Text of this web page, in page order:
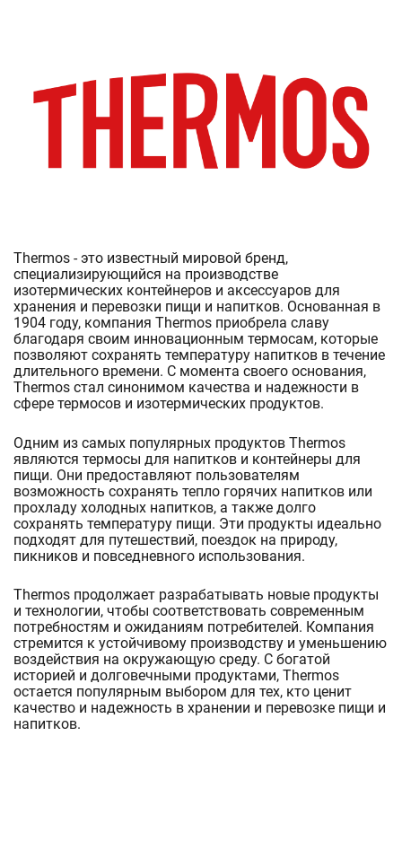
Thermos - это известный мировой бренд,
специализирующийся на производстве
изотермических контейнеров и аксессуаров для
хранения и перевозки пищи и напитков. Основанная в
1904 году, компания Thermos приобрела славу
благодаря своим инновационным термосам, которые
позволяют сохранять температуру напитков в течение
длительного времени. С момента своего основания,
Thermos стал синонимом качества и надежности в
сфере термосов и изотермических продуктов.
Одним из самых популярных продуктов Thermos
являются термосы для напитков и контейнеры для
пищи. Они предоставляют пользователям
возможность сохранять тепло горячих напитков или
прохладу холодных напитков, а также долго
сохранять температуру пищи. Эти продукты идеально
подходят для путешествий, поездок на природу,
пикников и повседневного использования.
Thermos продолжает разрабатывать новые продукты
и технологии, чтобы соответствовать современным
потребностям и ожиданиям потребителей. Компания
стремится к устойчивому производству и уменьшению
воздействия на окружающую среду. С богатой
историей и долговечными продуктами, Thermos
остается популярным выбором для тех, кто ценит
качество и надежность в хранении и перевозке пищи и
напитков.